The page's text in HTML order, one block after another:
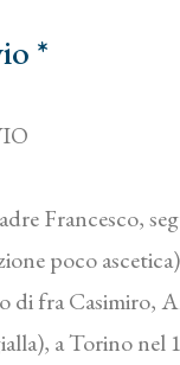
*
Francesco,
poco
fra Casimiro,
a Torino